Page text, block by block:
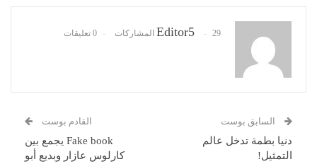
Editor5 29 المشاركات 0 تعليقات
السابق بوست
دنيا بطمة تدخل عالم
التمثيل!
القادم بوست
Fake book يجمع بين
كارلوس عازار وبديع أبو